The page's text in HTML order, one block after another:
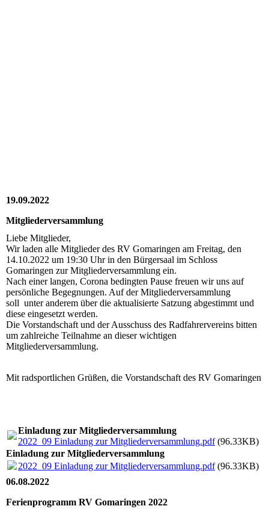
19.09.2022
Mitgliederversammlung
Liebe Mitglieder,
Wir laden alle Mitglieder des RV Gomaringen am Freitag, den
14.10.2022 um 19:30 Uhr in den Bürgersaal im Schloss
Gomaringen zur Mitgliederversammlung ein.
Nach einer langen, Corona bedingten Pause freuen wir uns auf
persönliche Begegnungen. Auf der Mitgliederversammlung
soll unter anderem über die aktualisierte Satzung abgestimmt und
diese eingesetzt werden.
Die Vorstandschaft und der Ausschuss des Radfahrervereins bitten
um zahlreiche Teilnahme an dieser wichtigen
Mitgliederversammlung.
Mit radsportlichen Grüßen, die Vorstandschaft des RV Gomaringen
Einladung zur Mitgliederversammlung
2022_09 Einladung zur Mitgliederversammlung.pdf(96.33KB)
Einladung zur Mitgliederversammlung
2022_09 Einladung zur Mitgliederversammlung.pdf(96.33KB)
06.08.2022
Ferienprogramm RV Gomaringen 2022